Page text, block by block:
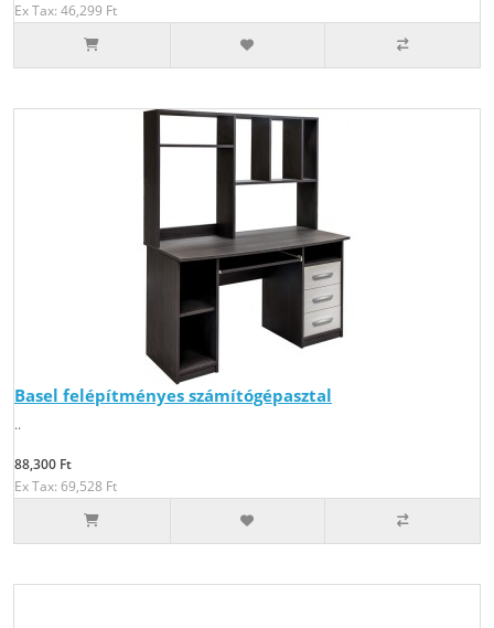
Ex Tax: 46,299 Ft
Basel felépítményes számítógépasztal
..
88,300 Ft
Ex Tax: 69,528 Ft